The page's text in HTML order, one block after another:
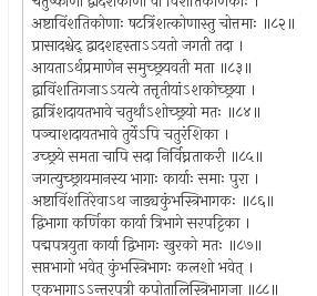
अष्टाविंशतिकोणाः षटत्रिंशत्कोणास्तु चोत्तमाः ॥८२॥
प्रासादश्चेद् द्वादशहस्ताऽऽयतो जगती तदा ।
आयताऽर्थप्रमाणेन समुच्छ्रयवती मता ॥८३॥
द्वाविंशतिगजाऽऽयत्ये तत्तृतीयांऽशकोच्छ्रया ।
द्वात्रिंशदायतभावे चतुर्थांऽशोच्छ्रयो मतः ॥८४॥
पञ्चाशदायतभावे तुर्येऽपि चतुरंशिका ।
उच्छ्रये समता चापि सदा निर्विघ्नताकरी ॥८५॥
जगत्युच्छ्रायमानस्य भागाः कार्याः समाः पुरा ।
अष्टाविंशतिरेवाऽथ जाड्यकुंभस्त्रिभागकः ॥८६॥
द्विभागा कर्णिका कार्या त्रिभागे सरपट्टिका ।
पद्मपत्रयुता कार्या द्विभागः खुरको मतः ॥८७॥
सप्तभागो भवेत् कुंभस्त्रिभागः कलशो भवेत् ।
एकभागाऽऽन्तरपत्री कपोतालिस्त्रिभागजा ॥८८॥